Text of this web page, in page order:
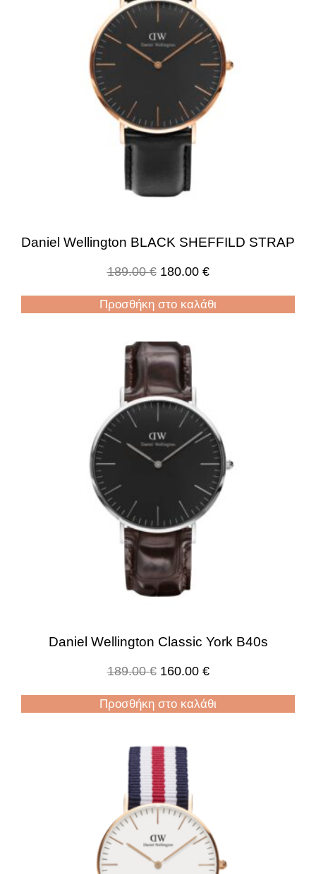
Daniel Wellington BLACK SHEFFILD STRAP
189.00€ 180.00 €
Προσθήκη στο καλάθι
Daniel Wellington Classic York B40s
189.00€ 160.00 €
Προσθήκη στο καλάθι